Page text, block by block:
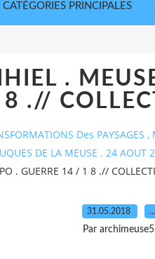
CATÉGORIES PRINCIPALES
.
.//
Des PAYSAGES ,
DE LA MEUSE . 24 AOUT
. GUERRE 14 / 1 8 .//
31.05.2018 …
Par